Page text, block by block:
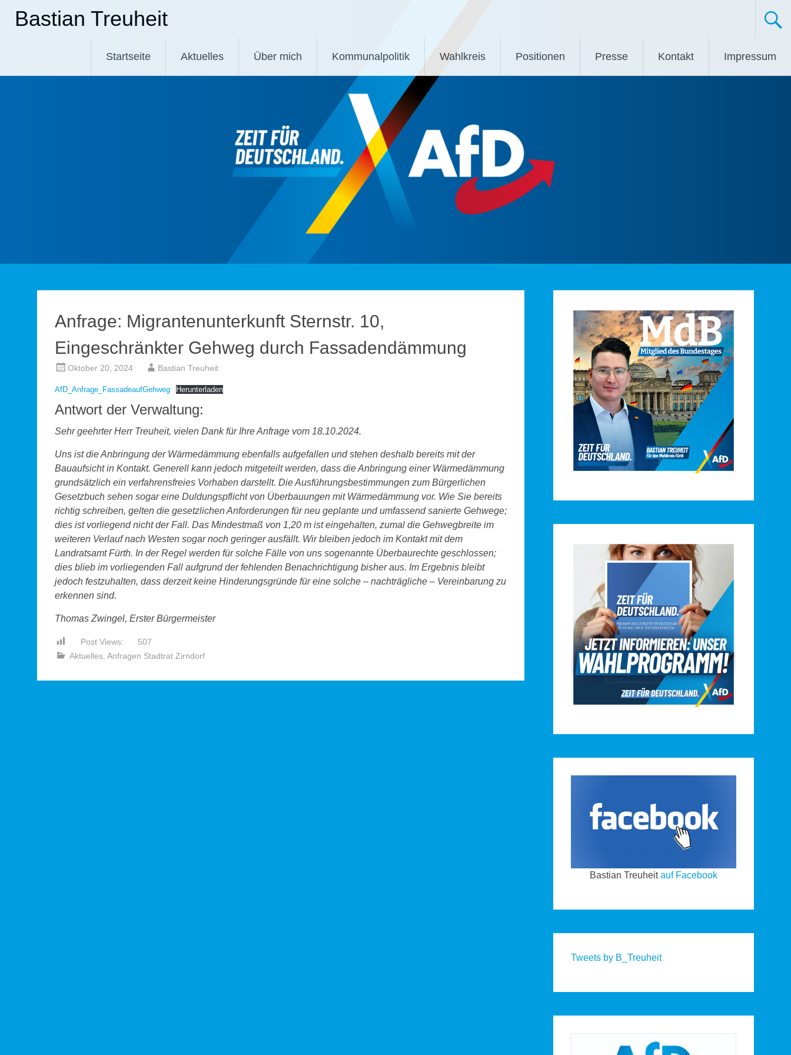
InhaltBastian Treuheit
Startseite Aktuelles Über mich Kommunalpolitik Wahlkreis Positionen Presse Kontakt Impressum
Anfrage: Migrantenunterkunft Sternstr. 10,
Eingeschränkter Gehweg durch Fassadendämmung
Oktober 20, 2024 Bastian Treuheit
AfD_Anfrage_FassadeaufGehweg Herunterladen
Antwort der Verwaltung:
Sehr geehrter Herr Treuheit, vielen Dank für Ihre Anfrage vom 18.10.2024.
Uns ist die Anbringung der Wärmedämmung ebenfalls aufgefallen und stehen deshalb bereits mit der
Bauaufsicht in Kontakt. Generell kann jedoch mitgeteilt werden, dass die Anbringung einer Wärmedämmung
grundsätzlich ein verfahrensfreies Vorhaben darstellt. Die Ausführungsbestimmungen zum Bürgerlichen
Gesetzbuch sehen sogar eine Duldungspflicht von Überbauungen mit Wärmedämmung vor. Wie Sie bereits
richtig schreiben, gelten die gesetzlichen Anforderungen für neu geplante und umfassend sanierte Gehwege;
dies ist vorliegend nicht der Fall. Das Mindestmaß von 1,20 m ist eingehalten, zumal die Gehwegbreite im
weiteren Verlauf nach Westen sogar noch geringer ausfällt. Wir bleiben jedoch im Kontakt mit dem
Landratsamt Fürth. In der Regel werden für solche Fälle von uns sogenannte Überbaurechte geschlossen;
dies blieb im vorliegenden Fall aufgrund der fehlenden Benachrichtigung bisher aus. Im Ergebnis bleibt
jedoch festzuhalten, dass derzeit keine Hinderungsgründe für eine solche – nachträgliche – Vereinbarung zu
erkennen sind.
Thomas Zwingel, Erster Bürgermeister
Post Views:
507
Aktuelles Anfragen Stadtrat Zirndorf
Bastian Treuheitauf Facebook
Tweets by B_Treuheit